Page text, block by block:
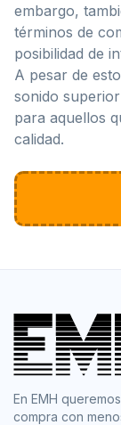
embargo,
términos de
posibilidad de
A pesar de
sonido
para aquellos
calidad.
En EMH
compra con